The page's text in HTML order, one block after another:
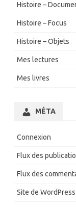
Histoire –
Histoire – Focus
Histoire – Objets
Mes lectures
Mes livres
MÉTA
Connexion
Flux des
Flux des
Site de